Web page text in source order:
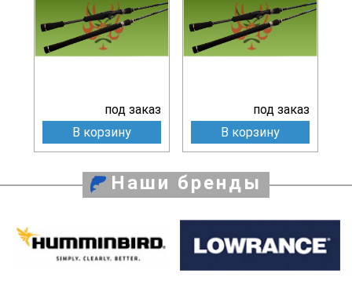
под заказ
В корзину
под заказ
В корзину
Наши бренды